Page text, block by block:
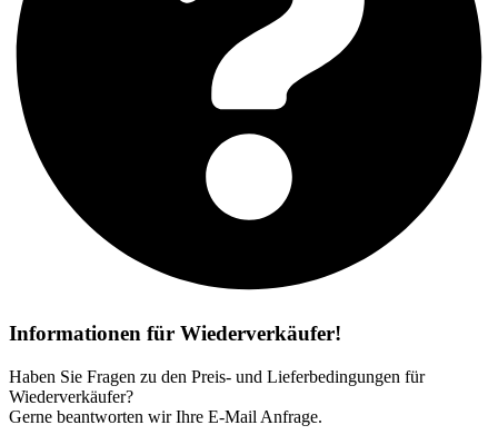
Informationen für Wiederverkäufer!
Haben Sie Fragen zu den Preis- und Lieferbedingungen für
Wiederverkäufer?
Gerne beantworten wir Ihre E-Mail Anfrage.